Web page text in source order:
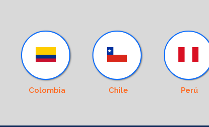
Colombia Chile Perú